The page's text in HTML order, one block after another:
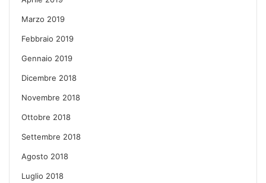
Marzo 2019
Febbraio 2019
Gennaio 2019
Dicembre 2018
Novembre 2018
Ottobre 2018
Settembre 2018
Agosto 2018
Luglio 2018